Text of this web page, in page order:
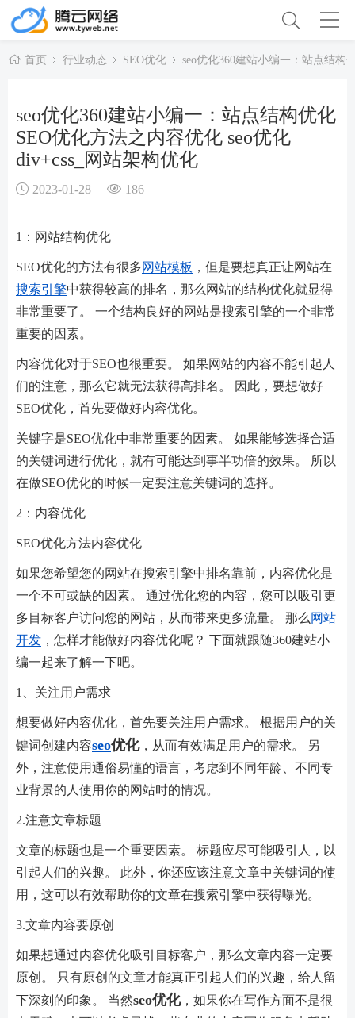
首页 行业动态 SEO优化 seo优化360建站小编一：站点结构
seo优化360建站小编一：站点结构优化
SEO优化方法之内容优化 seo优化
div+css_网站架构优化
2023-01-28 186
1：网站结构优化
SEO优化的方法有很多网站模板
，但是要想真正让网站在
搜索引擎中获得较高的排名，那么网站的结构优化就显得
非常重要了。 一个结构良好的网站是搜索引擎的一个非常
重要的因素。
内容优化对于SEO也很重要。 如果网站的内容不能引起人
们的注意，那么它就无法获得高排名。 因此，要想做好
SEO优化，首先要做好内容优化。
关键字是SEO优化中非常重要的因素。 如果能够选择合适
的关键词进行优化，就有可能达到事半功倍的效果。 所以
在做SEO优化的时候一定要注意关键词的选择。
2：内容优化
SEO优化方法内容优化
如果您希望您的网站在搜索引擎中排名靠前，内容优化是
一个不可或缺的因素。 通过优化您的内容，您可以吸引更
多目标客户访问您的网站，从而带来更多流量。 那么 网站
开发 ，怎样才能做好内容优化呢？ 下面就跟随360建站小
编一起来了解一下吧。
1、关注用户需求
想要做好内容优化，首先要关注用户需求。 根据用户的关
键词创建内容seo优化，从而有效满足用户的需求。 另
外，注意使用通俗易懂的语言，考虑到不同年龄、不同专
业背景的人使用你的网站时的情况。
2.注意文章标题
文章的标题也是一个重要因素。 标题应尽可能吸引人，以
引起人们的兴趣。 此外，你还应该注意文章中关键词的使
用，这可以有效帮助你的文章在搜索引擎中获得曝光。
3.文章内容要原创
如果想通过内容优化吸引目标客户，那么文章内容一定要
原创。 只有原创的文章才能真正引起人们的兴趣，给人留
下深刻的印象。 当然seo优化，如果你在写作方面不是很